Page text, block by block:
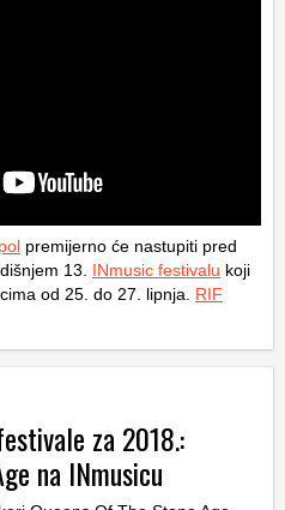
premijerno će nastupiti pred
13. INmusic festivalu koji
od 25. do 27. lipnja. RIF
za 2018.:
na INmusicu